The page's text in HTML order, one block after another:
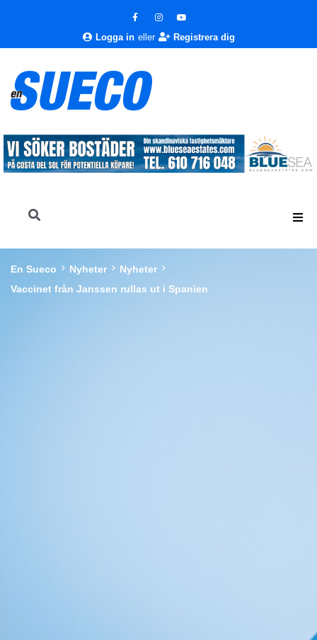
Logga in eller Registrera dig
En Sueco Nyheter
Nyheter
Vaccinet från Janssen rullas ut i Spanien